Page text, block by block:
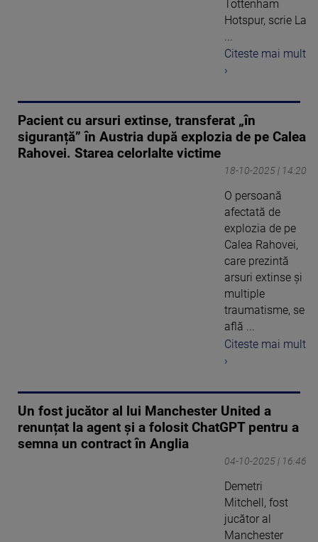
Tottenham
Hotspur, scrie La
Citeste mai mult
›
Pacient cu arsuri extinse, transferat „în
siguranță” în Austria după explozia de pe Calea
Rahovei. Starea celorlalte victime
18-10-2025 | 14:20
O persoană
afectată de
explozia de pe
Calea Rahovei,
care prezintă
arsuri extinse și
multiple
traumatisme, se
află ...
Citeste mai mult
›
Un fost jucător al lui Manchester United a
renunțat la agent și a folosit ChatGPT pentru a
semna un contract în Anglia
04-10-2025 | 16:46
Demetri
Mitchell, fost
jucător al
Manchester